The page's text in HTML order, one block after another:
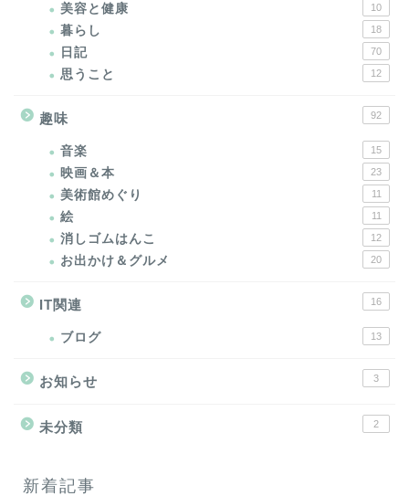
美容と健康 10
暮らし 18
日記 70
思うこと 12
趣味 92
音楽 15
映画＆本 23
美術館めぐり 11
絵 11
消しゴムはんこ 12
お出かけ＆グルメ 20
IT関連 16
ブログ 13
お知らせ 3
未分類 2
新着記事